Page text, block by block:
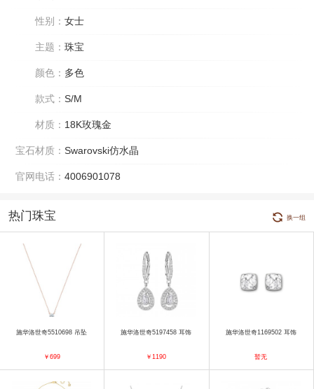
性别： 女士
主题： 珠宝
颜色： 多色
款式： S/M
材质： 18K玫瑰金
宝石材质： Swarovski仿水晶
官网电话： 4006901078
热门珠宝 换一组
施华洛世奇5510698 吊坠
￥699
施华洛世奇5197458 耳饰
￥1190
施华洛世奇1169502 耳饰
暂无